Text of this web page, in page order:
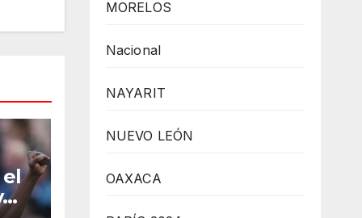
el
MORELOS
Nacional
NAYARIT
NUEVO LEÓN
OAXACA